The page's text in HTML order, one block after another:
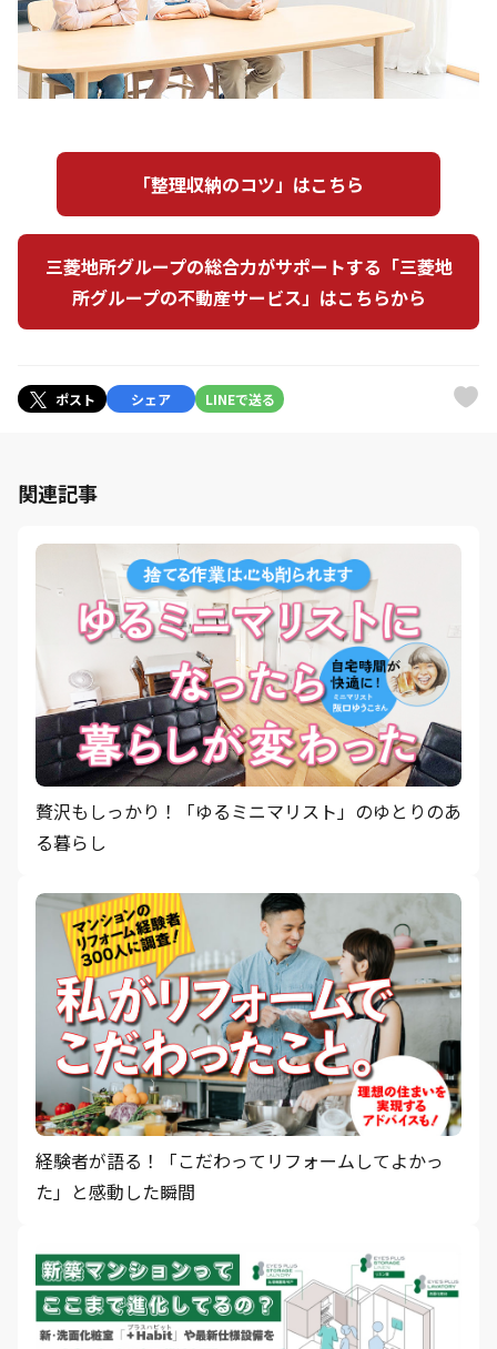
「整理収納のコツ」はこちら
三菱地所グループの総合力がサポートする「三菱地
所グループの不動産サービス」はこちらから
ポスト シェア LINEで送る
関連記事
贅沢もしっかり！「ゆるミニマリスト」のゆとりのあ
る暮らし
経験者が語る！「こだわってリフォームしてよかっ
た」と感動した瞬間